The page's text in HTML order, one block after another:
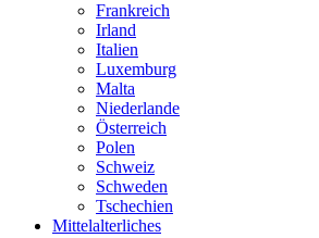
Frankreich
Irland
Italien
Luxemburg
Malta
Niederlande
Österreich
Polen
Schweiz
Schweden
Tschechien
Mittelalterliches